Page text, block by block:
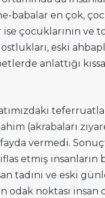
babalar en çok,
çocuklarının ve
eski
anlattığı
(akrabaları
vermedi.
etmiş insanların
tadını ve eski
noktası insan